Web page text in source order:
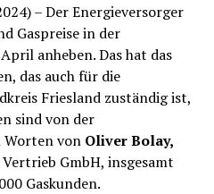
– Der Energieversorger
Gaspreise in der
anheben. Das hat das
das auch für die
Friesland zuständig ist,
sind von der
Worten von Oliver Bolay,
GmbH, insgesamt
Gaskunden.